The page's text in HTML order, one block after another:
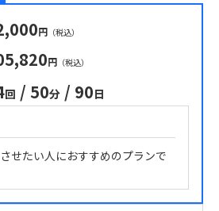
円 （税込）
円 （税込）
回 / 50分 / 90日
せたい人におすすめのプランで